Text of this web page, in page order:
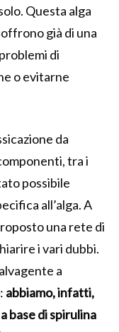
Questa alga
già di una
di
o evitarne
da
tra i
possibile
all’alga. A
una rete di
i vari dubbi.
a
abbiamo, infatti,
base di spirulina